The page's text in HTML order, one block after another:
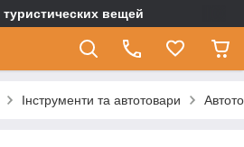
вещей
Інструменти та автотовари